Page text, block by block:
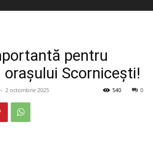
pentru
Scornicești!
- 2 octombrie 2025 0
540